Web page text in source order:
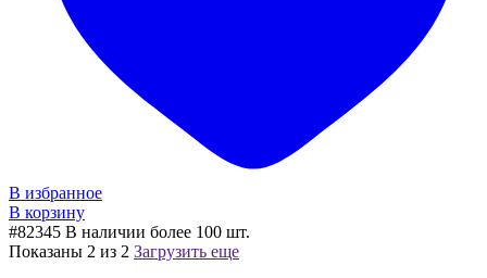
В избранное
В корзину
#82345 В наличии более 100 шт.
Показаны 2 из 2 Загрузить еще